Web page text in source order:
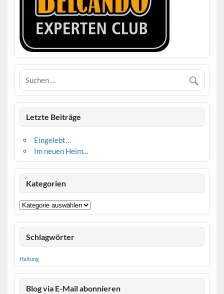
Letzte Beiträge
Eingelebt…
Im neuen Heim…
Kategorien
Kategorien
Schlagwörter
Haltung
Blog via E-Mail abonnieren